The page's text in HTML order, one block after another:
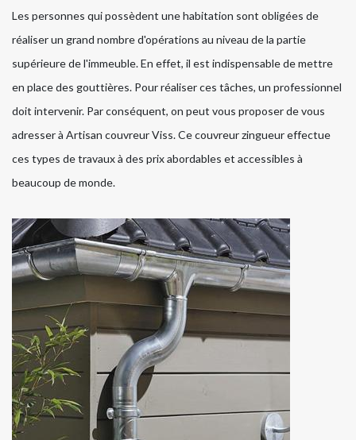
Les personnes qui possèdent une habitation sont obligées de
réaliser un grand nombre d'opérations au niveau de la partie
supérieure de l'immeuble. En effet, il est indispensable de mettre
en place des gouttières. Pour réaliser ces tâches, un professionnel
doit intervenir. Par conséquent, on peut vous proposer de vous
adresser à Artisan couvreur Viss. Ce couvreur zingueur effectue
ces types de travaux à des prix abordables et accessibles à
beaucoup de monde.